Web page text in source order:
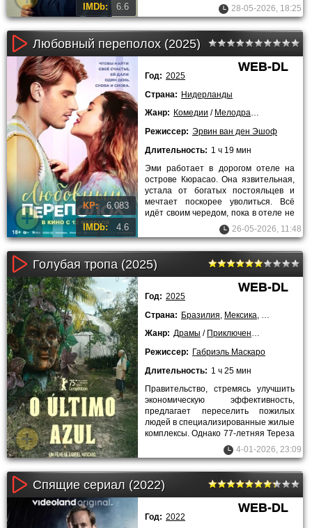
IMDb: 6.6
28-05-2026, 18:25
Любовный переполох (2025)
KP: 6.083
IMDb: 4.6
WEB-DL
Год: 2025
Страна: Нидерланды
Жанр: Комедии / Мелодрамы
Режиссер: Эрвин ван ден Эшоф
Длительность: 1 ч 19 мин
Эми работает в дорогом отеле на
острове Кюрасао. Она язвительная,
устала от богатых постояльцев и
мечтает поскорее уволиться. Всё
идёт своим чередом, пока в отеле не
появляется кинозвезда26-05-2026, 11:48
Голубая тропа (2025)
WEB-DL
Год: 2025
Страна: Бразилия Мексика
Жанр: Драмы / Приключения
Режиссер: Габриэль Маскаро
Длительность: 1 ч 25 мин
Правительство, стремясь улучшить
экономическую эффективность,
предлагает переселить пожилых
людей в специализированные жилые
комплексы. Однако 77-летняя Тереза
решает не подчиняться этим4-01-2026, 23:09
Спящие сериал (2022)
WEB-DL
Год: 2022